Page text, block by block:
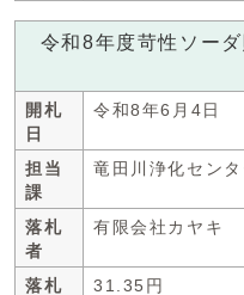
令和8年度苛性ソー
開札
日
令和8年6月4日
担当
課
竜田川浄化センタ
落札
者
有限会社カヤキ
落札
31.35円